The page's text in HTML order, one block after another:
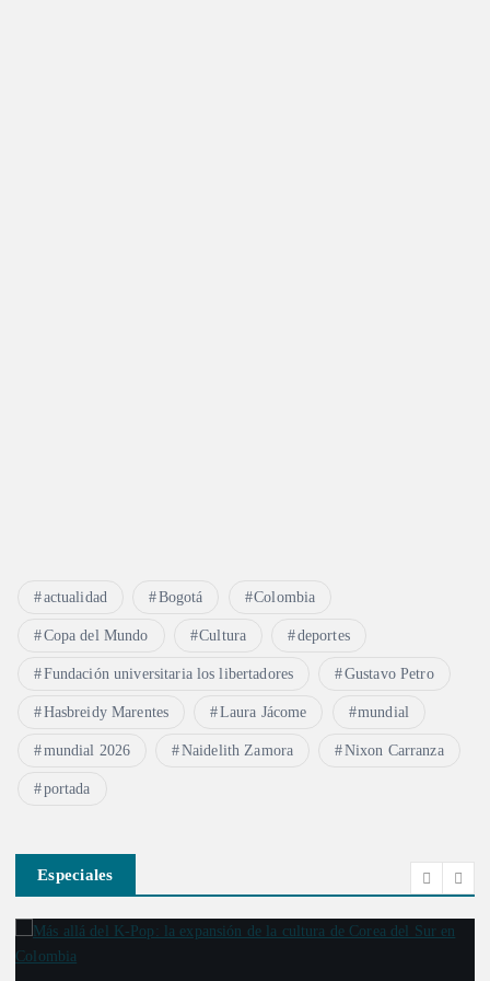
actualidad Bogotá Colombia
Copa del Mundo Cultura deportes
Fundación universitaria los libertadores Gustavo Petro
Hasbreidy Marentes Laura Jácome mundial
mundial 2026 Naidelith Zamora Nixon Carranza
portada
Especiales